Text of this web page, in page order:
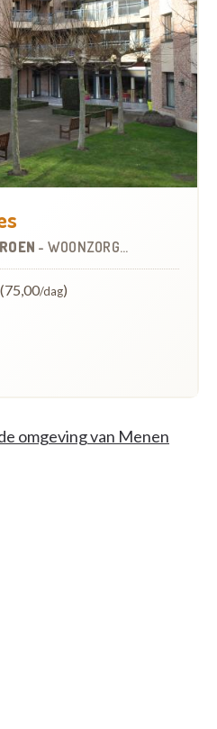
- WOONZORGCENTRUM (WZC)
(75,00/dag)
omgeving van Menen